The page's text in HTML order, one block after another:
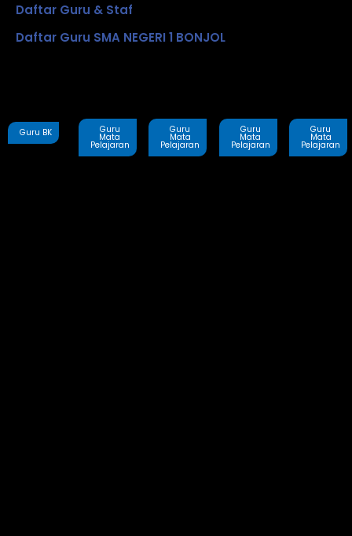
Daftar Guru & Staf
Daftar Guru SMA NEGERI 1 BONJOL
Guru BK Guru
Mata
Pelajaran
Guru
Mata
Pelajaran
Guru
Mata
Pelajaran
Guru
Mata
Pelajaran